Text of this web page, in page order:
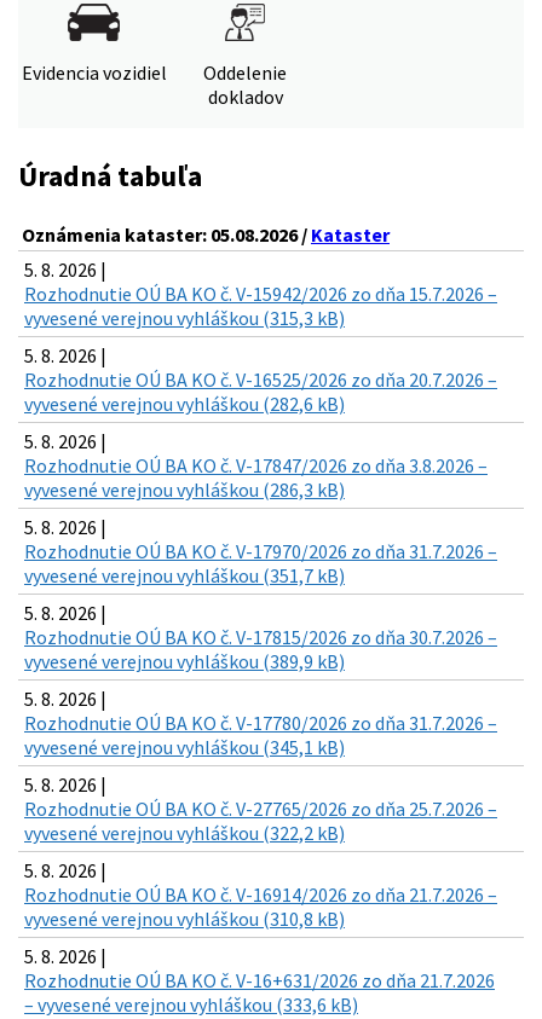
Evidencia vozidiel
Oddelenie
dokladov
Úradná tabuľa
Oznámenia kataster: 05.08.2026 / Kataster
5. 8. 2026 |
Rozhodnutie OÚ BA KO č. V-15942/2026 zo dňa 15.7.2026 –
vyvesené verejnou vyhláškou (315,3 kB)
5. 8. 2026 |
Rozhodnutie OÚ BA KO č. V-16525/2026 zo dňa 20.7.2026 –
vyvesené verejnou vyhláškou (282,6 kB)
5. 8. 2026 |
Rozhodnutie OÚ BA KO č. V-17847/2026 zo dňa 3.8.2026 –
vyvesené verejnou vyhláškou (286,3 kB)
5. 8. 2026 |
Rozhodnutie OÚ BA KO č. V-17970/2026 zo dňa 31.7.2026 –
vyvesené verejnou vyhláškou (351,7 kB)
5. 8. 2026 |
Rozhodnutie OÚ BA KO č. V-17815/2026 zo dňa 30.7.2026 –
vyvesené verejnou vyhláškou (389,9 kB)
5. 8. 2026 |
Rozhodnutie OÚ BA KO č. V-17780/2026 zo dňa 31.7.2026 –
vyvesené verejnou vyhláškou (345,1 kB)
5. 8. 2026 |
Rozhodnutie OÚ BA KO č. V-27765/2026 zo dňa 25.7.2026 –
vyvesené verejnou vyhláškou (322,2 kB)
5. 8. 2026 |
Rozhodnutie OÚ BA KO č. V-16914/2026 zo dňa 21.7.2026 –
vyvesené verejnou vyhláškou (310,8 kB)
5. 8. 2026 |
Rozhodnutie OÚ BA KO č. V-16+631/2026 zo dňa 21.7.2026
– vyvesené verejnou vyhláškou (333,6 kB)